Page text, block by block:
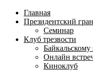
меню
Главная
Президентский
Семинар
Клуб трезвости
Онлайн
Киноклуб